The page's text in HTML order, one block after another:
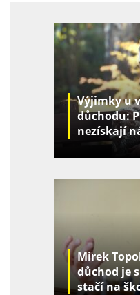
Výjimky u
důchodu:
nezískají
za děti
Mirek
důchod je
stačí na